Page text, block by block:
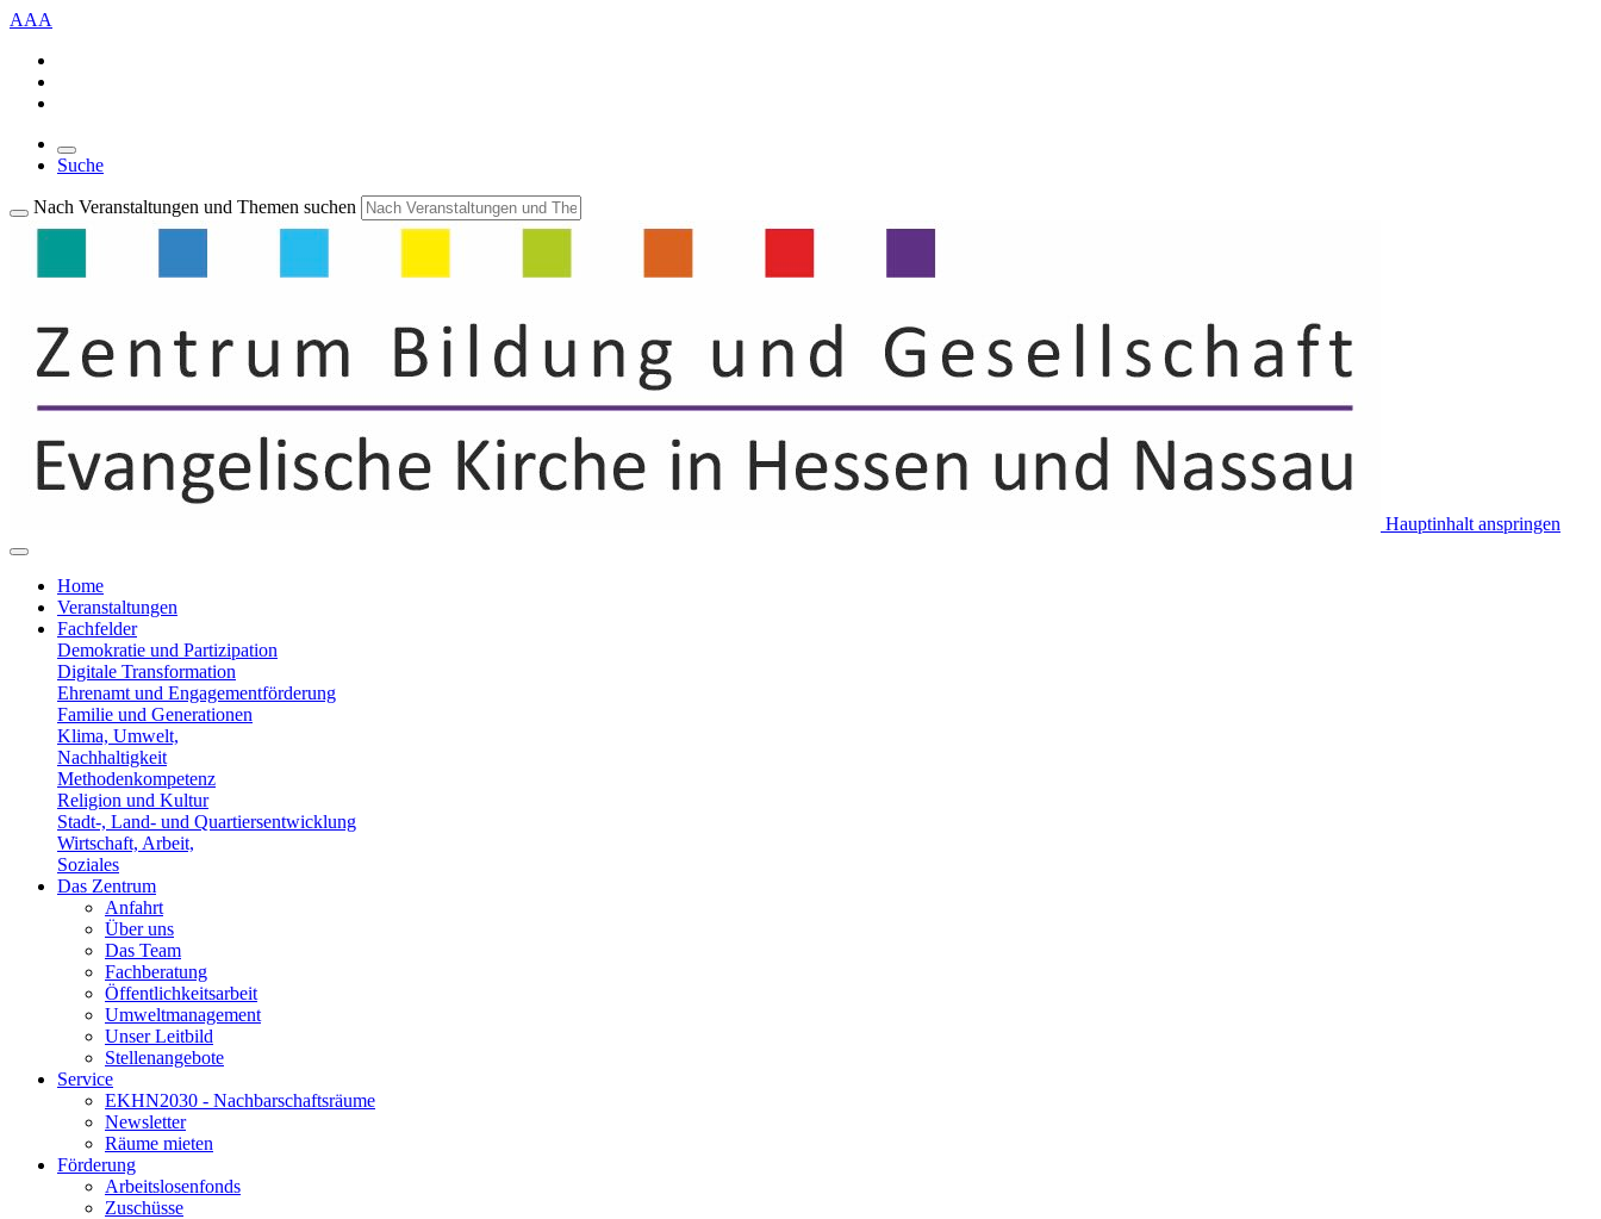
AAA
Suche
Nach Veranstaltungen und Themen suchen
Hauptinhalt anspringen
Home
Veranstaltungen
Fachfelder
Demokratie und Partizipation
Digitale Transformation
Ehrenamt und Engagementförderung
Familie und Generationen
Klima, Umwelt,
Nachhaltigkeit
Methodenkompetenz
Religion und Kultur
Stadt-, Land- und Quartiersentwicklung
Wirtschaft, Arbeit,
Soziales
Das Zentrum
Anfahrt
Über uns
Das Team
Fachberatung
Öffentlichkeitsarbeit
Umweltmanagement
Unser Leitbild
Stellenangebote
Service
EKHN2030 - Nachbarschaftsräume
Newsletter
Räume mieten
Förderung
Arbeitslosenfonds
Zuschüsse